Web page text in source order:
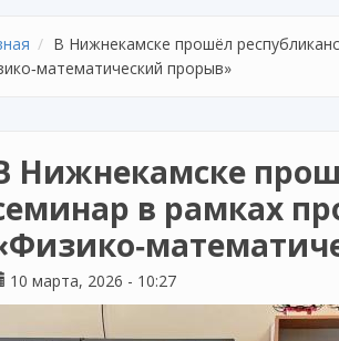
В Нижнекамске прошёл
прорыв»
Нижнекамске
в рамках
10 марта, 2026 - 10:27